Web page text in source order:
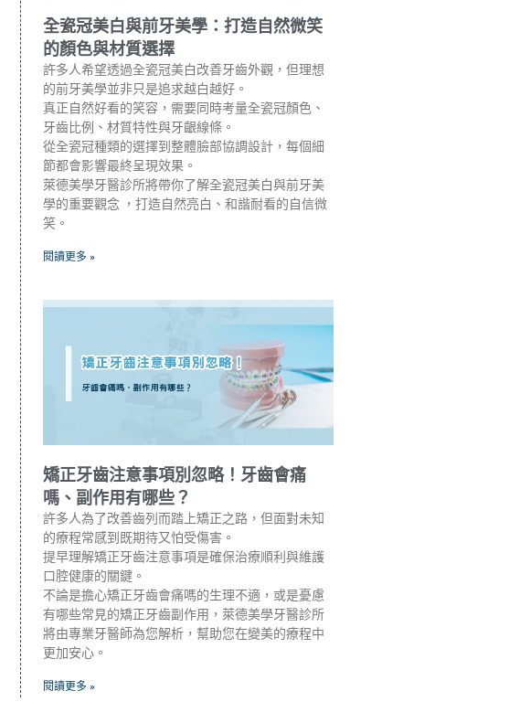
全瓷冠美白與前牙美學：打造自然微笑
的顏色與材質選擇
許多人希望透過全瓷冠美白改善牙齒外觀，但理想
的前牙美學並非只是追求越白越好。
真正自然好看的笑容，需要同時考量全瓷冠顏色、
牙齒比例、材質特性與牙齦線條。
從全瓷冠種類的選擇到整體臉部協調設計，每個細
節都會影響最終呈現效果。
萊德美學牙醫診所將帶你了解全瓷冠美白與前牙美
學的重要觀念 ，打造自然亮白、和諧耐看的自信微
笑。
閱讀更多 »
矯正牙齒注意事項別忽略！牙齒會痛
嗎、副作用有哪些？
許多人為了改善齒列而踏上矯正之路，但面對未知
的療程常感到既期待又怕受傷害。
提早理解矯正牙齒注意事項是確保治療順利與維護
口腔健康的關鍵。
不論是擔心矯正牙齒會痛嗎的生理不適，或是憂慮
有哪些常見的矯正牙齒副作用，萊德美學牙醫診所
將由專業牙醫師為您解析，幫助您在變美的療程中
更加安心。
閱讀更多 »